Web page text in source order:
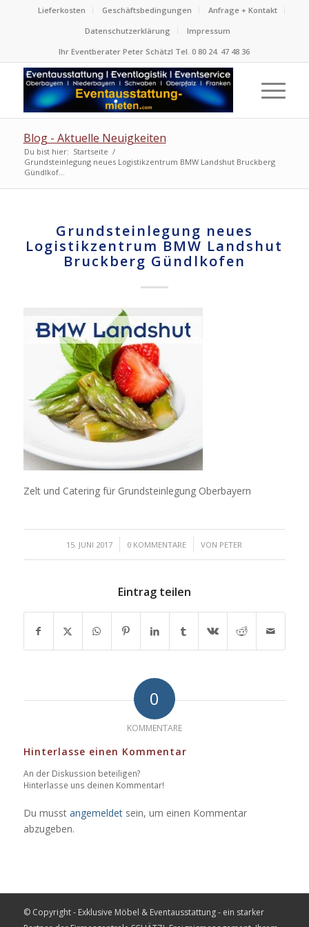
Lieferkosten Geschäftsbedingungen
Anfrage + Kontakt
Datenschutzerklärung
Impressum
Ihr Eventberater Peter Schätzl Tel. 0 80 24. 47 48 36
Blog - Aktuelle Neuigkeiten
Du bist hier: Startseite /
Grundsteinlegung neues Logistikzentrum BMW Landshut Bruckberg
Gündlkof...
Grundsteinlegung neues
Logistikzentrum BMW Landshut
Bruckberg Gündlkofen
Zelt und Catering für Grundsteinlegung Oberbayern
15. JUNI 2017
/ 0 KOMMENTARE
/ VON PETER
Eintrag teilen
0
KOMMENTARE
Hinterlasse einen Kommentar
An der Diskussion beteiligen?
Hinterlasse uns deinen Kommentar!
Du musst angemeldetsein, um einen Kommentar
abzugeben.
© Copyright - Exklusive Möbel & Eventausstattung - ein starker